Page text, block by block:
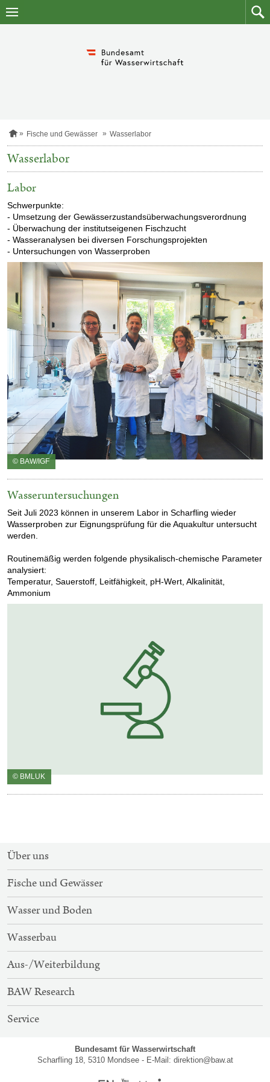
Zum
Zum
S
a
t
e
t
e
Fische und Gewässer Wasserlabor
Wasserlabor
Labor
Schwerpunkte:
- Umsetzung der Gewässerzustandsüberwachungsverordnung
- Überwachung der institutseigenen Fischzucht
- Wasseranalysen bei diversen Forschungsprojekten
- Untersuchungen von Wasserproben
© BAW/IGF
Wasseruntersuchungen
Seit Juli 2023 können in unserem Labor in Scharfling wieder
Wasserproben zur Eignungsprüfung für die Aquakultur untersucht
werden.
Routinemäßig werden folgende physikalisch-chemische Parameter
analysiert:
Temperatur, Sauerstoff, Leitfähigkeit, pH-Wert, Alkalinität,
Ammonium
© BMLUK
SITEMAP-
NAVIGATION
Über uns
Fische und Gewässer
Wasser und Boden
Wasserbau
Aus-/Weiterbildung
BAW Research
Service
Bundesamt für Wasserwirtschaft
Scharfling 18, 5310 Mondsee - E-Mail: direktion@baw.at
EnglischYoutube